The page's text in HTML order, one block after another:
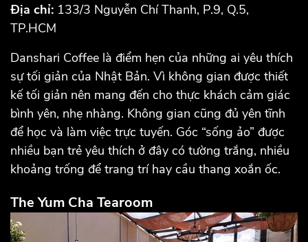
Địa chỉ: 133/3 Nguyễn Chí Thanh, P.9, Q.5,
TP.HCM
Danshari Coffee là điểm hẹn của những ai yêu thích
sự tối giản của Nhật Bản. Vì không gian được thiết
kế tối giản nên mang đến cho thực khách cảm giác
bình yên, nhẹ nhàng. Không gian cũng đủ yên tĩnh
để học và làm việc trực tuyến. Góc “sống ảo” được
nhiều bạn trẻ yêu thích ở đây có tường trắng, nhiều
khoảng trống để trang trí hay cầu thang xoắn ốc.
The Yum Cha Tearoom